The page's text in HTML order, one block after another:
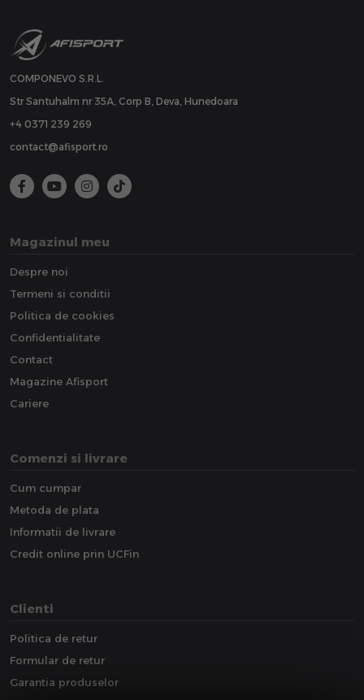
COMPONEVO S.R.L.
Str Santuhalm nr 35A, Corp B, Deva, Hunedoara
+4 0371 239 269
contact@afisport.ro
Magazinul meu
Despre noi
Termeni si conditii
Politica de cookies
Confidentialitate
Contact
Magazine Afisport
Cariere
Comenzi si livrare
Cum cumpar
Metoda de plata
Informatii de livrare
Credit online prin UCFin
Clienti
Politica de retur
Formular de retur
Garantia produselor